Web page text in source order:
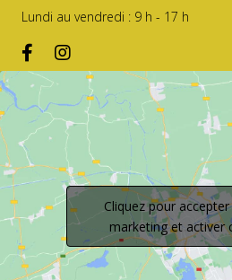
Lundi au vendredi : 9 h - 17 h
Cliquez pour
marketing et activer